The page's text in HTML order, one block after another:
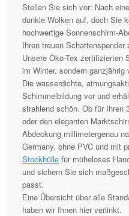
Stellen Sie sich vor: Nach
dunkle Wolken auf, doch Sie
hochwertige Sonnenschirm-
Ihren treuen
Unsere Öko-Tex zertifizierten
im Winter, sondern
Die wasserdichte,
Schimmelbildung vor und
strahlend schön. Ob für Ihren
oder den eleganten
Abdeckung millimetergenau
Germany, ohne PVC und mit
Stockhülle für müheloses
und sichern Sie sich
passt.
Eine Übersicht über alle
haben wir Ihnen hier verlinkt.